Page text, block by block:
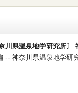
川県温泉地学研究所
-- 神奈川県温泉地学